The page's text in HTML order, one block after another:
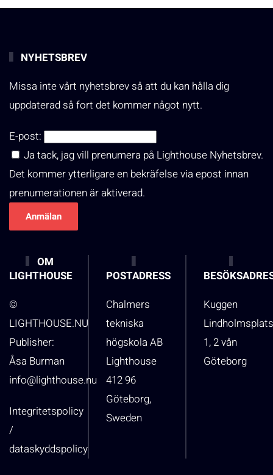
NYHETSBREV
Missa inte vårt nyhetsbrev så att du kan hålla dig
uppdaterad så fort det kommer något nytt.
E-post:
Ja tack, jag vill prenumera på Lighthouse Nyhetsbrev.
Det kommer ytterligare en bekräfelse via epost innan
prenumerationen är aktiverad.
OM
LIGHTHOUSE
©
LIGHTHOUSE.NU
Publisher:
Åsa Burman
info@lighthouse.nu
Integritetspolicy
/
dataskyddspolicy
POSTADRESS
Chalmers
tekniska
högskola AB
Lighthouse
412 96
Göteborg,
Sweden
Kuggen
1, 2 vån
Göteborg